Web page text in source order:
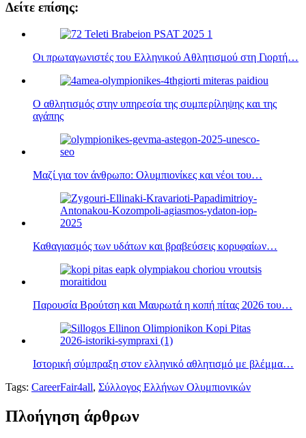
Δείτε επίσης:
Οι πρωταγωνιστές του Ελληνικού Αθλητισμού στη Γιορτή…
Ο αθλητισμός στην υπηρεσία της συμπερίληψης και της
αγάπης
Μαζί για τον άνθρωπο: Ολυμπιονίκες και νέοι του…
Καθαγιασμός των υδάτων και βραβεύσεις κορυφαίων…
Παρουσία Βρούτση και Μαυρωτά η κοπή πίτας 2026 του…
Ιστορική σύμπραξη στον ελληνικό αθλητισμό με βλέμμα…
Tags: CareerFair4all, Σύλλογος Ελλήνων Ολυμπιονικών
Πλοήγηση άρθρων